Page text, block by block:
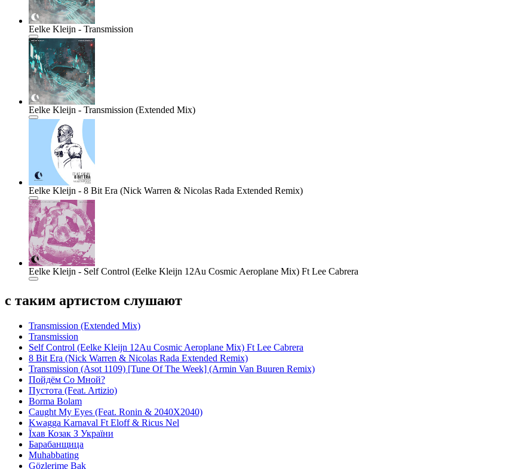
Eelke Kleijn - Transmission
Eelke Kleijn - Transmission (Extended Mix)
Eelke Kleijn - 8 Bit Era (Nick Warren & Nicolas Rada Extended Remix)
Eelke Kleijn - Self Control (Eelke Kleijn 12Au Cosmic Aeroplane Mix) Ft Lee Cabrera
с таким артистом слушают
Transmission (Extended Mix)
Transmission
Self Control (Eelke Kleijn 12Au Cosmic Aeroplane Mix) Ft Lee Cabrera
8 Bit Era (Nick Warren & Nicolas Rada Extended Remix)
Transmission (Asot 1109) [Tune Of The Week] (Armin Van Buuren Remix)
Пойдём Со Мной?
Пустота (Feat. Artizio)
Borma Bolam
Caught My Eyes (Feat. Ronin & 2040X2040)
Kwagga Karnaval Ft Eloff & Ricus Nel
Їхав Козак З України
Барабанщица
Muhabbating
Gözlerime Bak